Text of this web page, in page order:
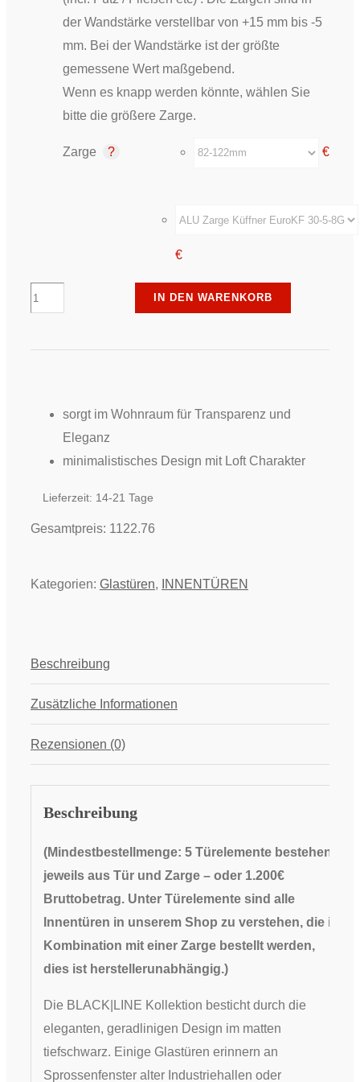
der Wandstärke verstellbar von +15 mm bis -5
mm. Bei der Wandstärke ist der größte
gemessene Wert maßgebend.
Wenn es knapp werden könnte, wählen Sie
bitte die größere Zarge.
€
Zarge
€
Erkelenz
-
Prime
Weißglas
Menge
IN DEN WARENKORB
sorgt im Wohnraum für Transparenz und
Eleganz
minimalistisches Design mit Loft Charakter
Lieferzeit: 14-21 Tage
Gesamtpreis: 1122.76
Kategorien: Glastüren, INNENTÜREN
Beschreibung
Zusätzliche Informationen
Rezensionen (0)
Beschreibung
(Mindestbestellmenge: 5 Türelemente bestehend
jeweils aus Tür und Zarge – oder 1.200€
Bruttobetrag. Unter Türelemente sind alle
Innentüren in unserem Shop zu verstehen, die in
Kombination mit einer Zarge bestellt werden,
dies ist herstellerunabhängig.)
Die BLACK|LINE Kollektion besticht durch die
eleganten, geradlinigen Design im matten
tiefschwarz. Einige Glastüren erinnern an
Sprossenfenster alter Industriehallen oder